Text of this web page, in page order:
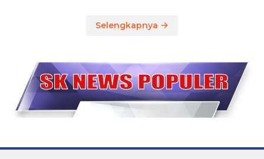
Selengkapnya